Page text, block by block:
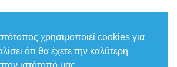
χρησιμοποιεί cookies για
ότι θα έχετε την καλύτερη